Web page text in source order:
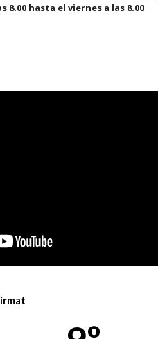
8.00 hasta el viernes a las 8.00